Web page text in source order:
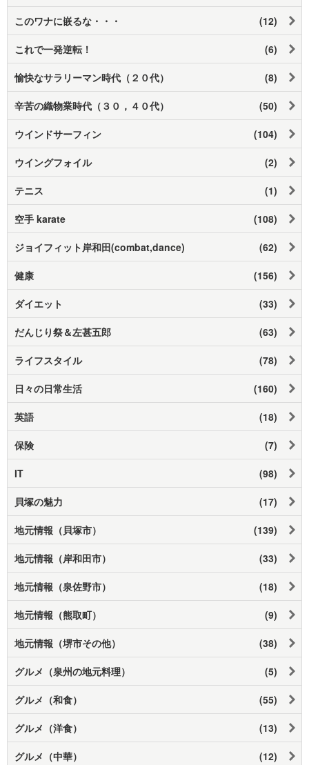
このワナに嵌るな・・・ (12)
これで一発逆転！ (6)
愉快なサラリーマン時代（２０代） (8)
辛苦の織物業時代（３０，４０代） (50)
ウインドサーフィン (104)
ウイングフォイル (2)
テニス (1)
空手 karate (108)
ジョイフィット岸和田(combat,dance) (62)
健康 (156)
ダイエット (33)
だんじり祭＆左甚五郎 (63)
ライフスタイル (78)
日々の日常生活 (160)
英語 (18)
保険 (7)
IT (98)
貝塚の魅力 (17)
地元情報（貝塚市） (139)
地元情報（岸和田市） (33)
地元情報（泉佐野市） (18)
地元情報（熊取町） (9)
地元情報（堺市その他） (38)
グルメ（泉州の地元料理） (5)
グルメ（和食） (55)
グルメ（洋食） (13)
グルメ（中華） (12)